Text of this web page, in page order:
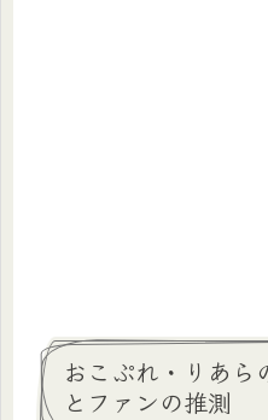
おこぷれ・りあら
とファンの推測